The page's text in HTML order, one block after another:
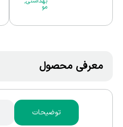
مو
معرفی محصول
توضیحات